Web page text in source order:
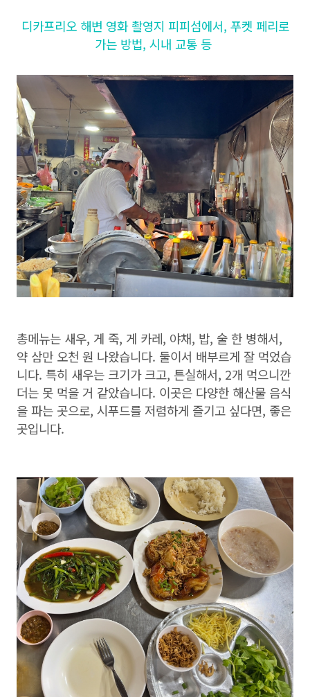
디카프리오 해변 영화 촬영지 피피섬에서, 푸켓 페리로
가는 방법, 시내 교통 등
총메뉴는 새우, 게 죽, 게 카레, 야채, 밥, 술 한 병해서,
약 삼만 오천 원 나왔습니다. 둘이서 배부르게 잘 먹었습
니다. 특히 새우는 크기가 크고, 튼실해서, 2개 먹으니깐
더는 못 먹을 거 같았습니다. 이곳은 다양한 해산물 음식
을 파는 곳으로, 시푸드를 저렴하게 즐기고 싶다면, 좋은
곳입니다.